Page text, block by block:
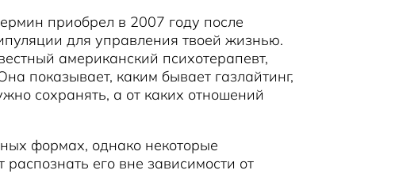
приобрел в 2007 году после
для управления твоей жизнью.
американский психотерапевт,
показывает, каким бывает газлайтинг,
сохранять, а от каких отношений
формах, однако некоторые
его вне зависимости от